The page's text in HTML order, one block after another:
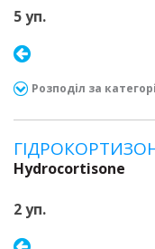
5 уп.
Розподіл за
Hydrocortisone
2 уп.